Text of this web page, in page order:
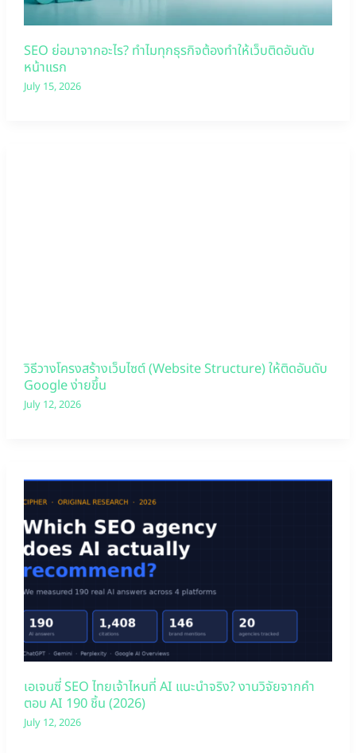
SEO ย่อมาจากอะไร? ทำไมทุกธุรกิจต้องทำให้เว็บติดอันดับ
หน้าแรก
July 15, 2026
วิธีวางโครงสร้างเว็บไซต์ (Website Structure) ให้ติดอันดับ
Google ง่ายขึ้น
July 12, 2026
เอเจนซี่ SEO ไทยเจ้าไหนที่ AI แนะนำจริง? งานวิจัยจากคำ
ตอบ AI 190 ชิ้น (2026)
July 12, 2026